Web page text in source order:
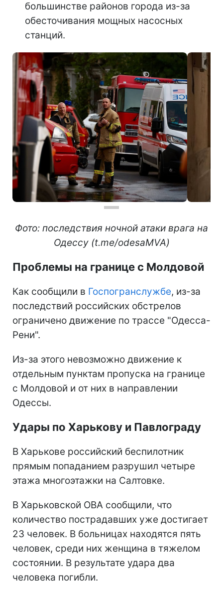
большинстве районов города из-за
обесточивания мощных насосных
станций.
Фото: последствия ночной атаки врага на
Одессу (t.me/odesaMVA)
Проблемы на границе с Молдовой
Как сообщили в Госпогранслужбе, из-за
последствий российских обстрелов
ограничено движение по трассе "Одесса-
Рени".
Из-за этого невозможно движение к
отдельным пунктам пропуска на границе
с Молдовой и от них в направлении
Одессы.
Удары по Харькову и Павлограду
В Харькове российский беспилотник
прямым попаданием разрушил четыре
этажа многоэтажки на Салтовке.
В Харьковской ОВА сообщили, что
количество пострадавших уже достигает
23 человек. В больницах находятся пять
человек, среди них женщина в тяжелом
состоянии. В результате удара два
человека погибли.